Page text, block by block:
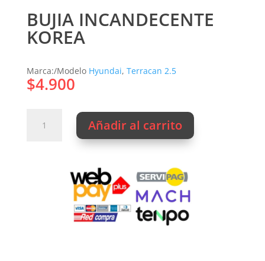
BUJIA INCANDECENTE
KOREA
Marca:/Modelo Hyundai, Terracan 2.5
$4.900
INCANDECENTEAñadir al carrito